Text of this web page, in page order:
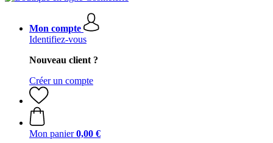
Mon compte
Identifiez-vous
Nouveau client ?
Créer un compte
Mon panier 0,00 €